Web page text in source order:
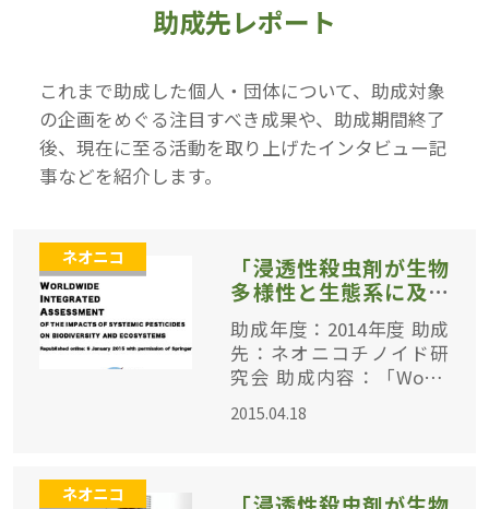
助成先レポート
これまで助成した個人・団体について、助成対象
の企画をめぐる注目すべき成果や、助成期間終了
後、現在に至る活動を取り上げたインタビュー記
事などを紹介します。
「浸透性殺虫剤が生物
多様性と生態系に及ぼ
す悪影響に関する世界
的な統合評価書」（日
本語版）
助成年度：2014年度 助成
先：ネオニコチノイド研
究会 助成内容：「World
ment of the Impact of Sy
2015.04.18
ネオニコ
ネオニコ